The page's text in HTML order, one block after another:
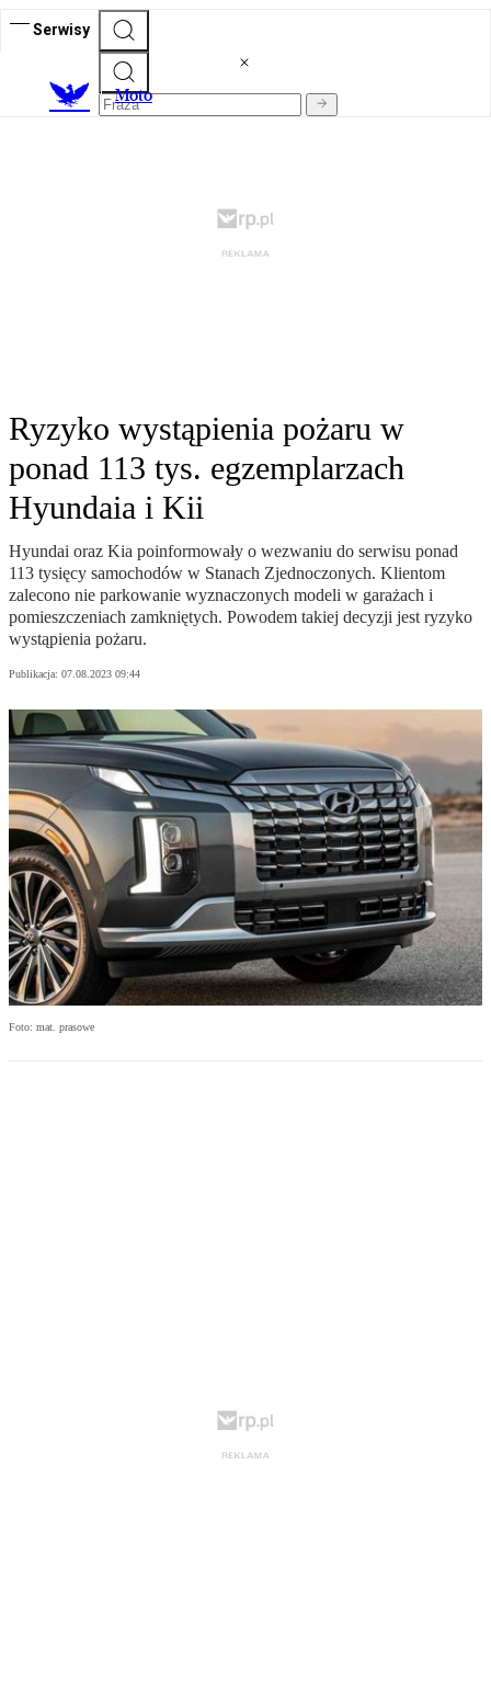
Serwisy
Moto
Ryzyko wystąpienia pożaru w
ponad 113 tys. egzemplarzach
Hyundaia i Kii
Hyundai oraz Kia poinformowały o wezwaniu do serwisu ponad
113 tysięcy samochodów w Stanach Zjednoczonych. Klientom
zalecono nie parkowanie wyznaczonych modeli w garażach i
pomieszczeniach zamkniętych. Powodem takiej decyzji jest ryzyko
wystąpienia pożaru.
Publikacja: 07.08.2023 09:44
Foto: mat. prasowe